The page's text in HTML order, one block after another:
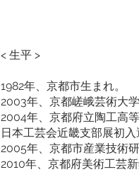
< 生平 >
1982年、京都市生まれ。
2003年、京都嵯峨芸術大
2004年、京都府立陶工高
日本工芸会近畿支部展初入
2005年、京都市産業技術
2010年、京都府美術工芸